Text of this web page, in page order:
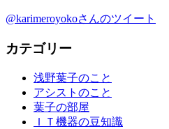
@karimeroyokoさんのツイート
カテゴリー
浅野葉子のこと
アシストのこと
葉子の部屋
ＩＴ機器の豆知識